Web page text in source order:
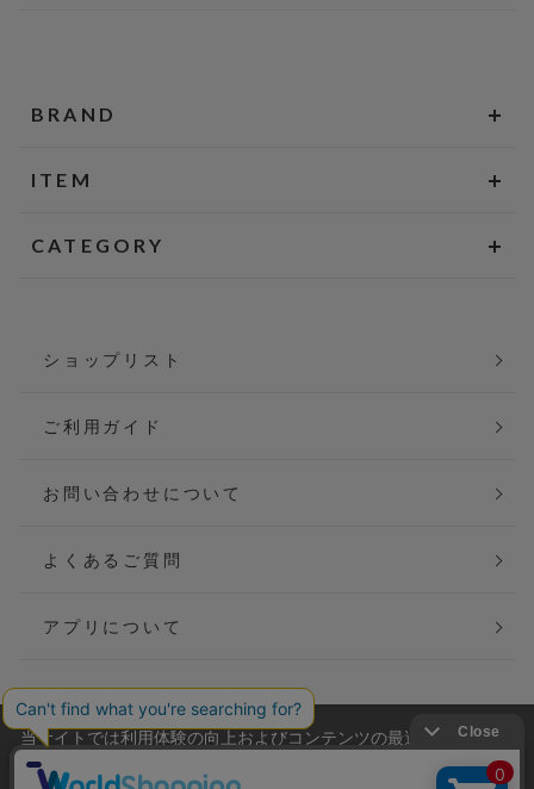
BRAND
ITEM
CATEGORY
ショップリスト
ご利用ガイド
お問い合わせについて
よくあるご質問
アプリについて
会社概要
当サイトでは利用体験の向上およびコンテンツの最適な提供、ト
ラフィックの分析を目的としてCookieを使用しています。